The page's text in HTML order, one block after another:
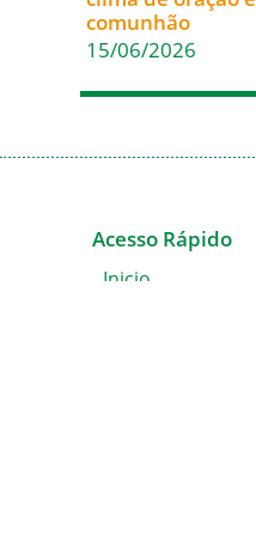
comunhão
15/06/2026
Acesso Rápido
Inicio